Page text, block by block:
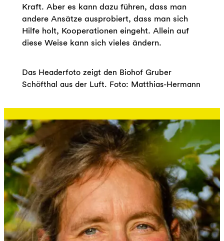
Kraft. Aber es kann dazu führen, dass man
andere Ansätze ausprobiert, dass man sich
Hilfe holt, Kooperationen eingeht. Allein auf
diese Weise kann sich vieles ändern.
Das Headerfoto zeigt den Biohof Gruber
Schöfthal aus der Luft. Foto: Matthias-Hermann